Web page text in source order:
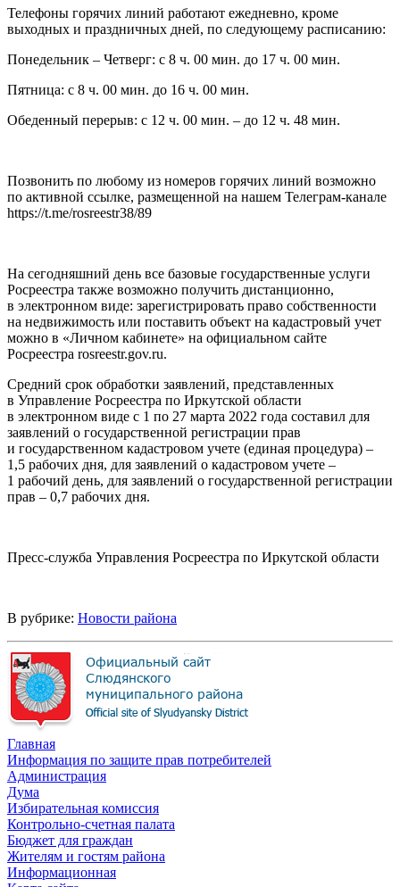
Телефоны горячих линий работают ежедневно, кроме
выходных и праздничных дней, по следующему расписанию:
Понедельник – Четверг: с 8 ч. 00 мин. до 17 ч. 00 мин.
Пятница: с 8 ч. 00 мин. до 16 ч. 00 мин.
Обеденный перерыв: с 12 ч. 00 мин. – до 12 ч. 48 мин.
Позвонить по любому из номеров горячих линий возможно
по активной ссылке, размещенной на нашем Телеграм-канале
https://t.me/rosreestr38/89
На сегодняшний день все базовые государственные услуги
Росреестра также возможно получить дистанционно,
в электронном виде: зарегистрировать право собственности
на недвижимость или поставить объект на кадастровый учет
можно в «Личном кабинете» на официальном сайте
Росреестра rosreestr.gov.ru.
Средний срок обработки заявлений, представленных
в Управление Росреестра по Иркутской области
в электронном виде с 1 по 27 марта 2022 года составил для
заявлений о государственной регистрации прав
и государственном кадастровом учете (единая процедура) –
1,5 рабочих дня, для заявлений о кадастровом учете –
1 рабочий день, для заявлений о государственной регистрации
прав – 0,7 рабочих дня.
Пресс-служба Управления Росреестра по Иркутской области
В рубрике: Новости района
Главная
Информация по защите прав потребителей
Администрация
Дума
Избирательная комиссия
Контрольно-счетная палата
Бюджет для граждан
Жителям и гостям района
Информационная